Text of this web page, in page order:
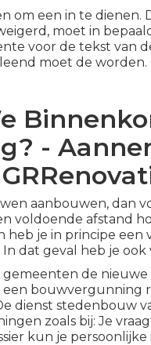
om een in te dienen.
moet in
voor de tekst van
moet de
-
aanbouwen, dan
voldoende afstand
heb je in principe
dat geval heb je
gemeenten de
een bouwvergunning
dienst stedenbouw
zoals bij: Je
kun je